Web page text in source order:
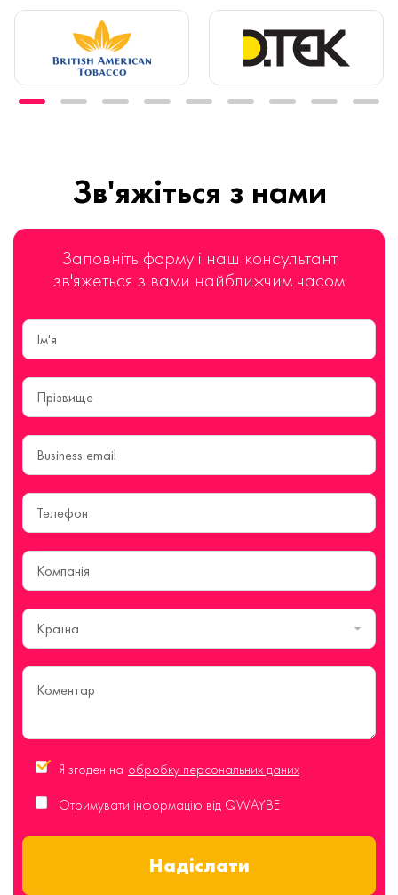
Зв'яжіться з нами
Заповніть форму і наш консультант
зв'яжеться з вами найближчим часом
Країна
Я згоден на обробку персональних даних
Отримувати інформацію від QWAYBE
Надіслати